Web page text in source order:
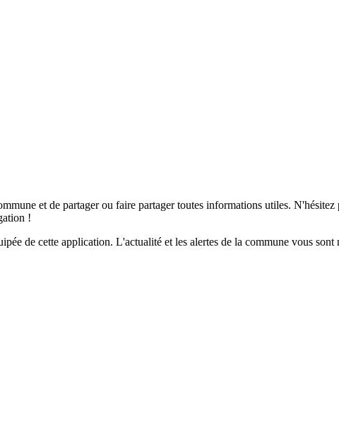
et de partager ou faire partager toutes informations utiles. N'hésitez
!
de cette application. L'actualité et les alertes de la commune vous